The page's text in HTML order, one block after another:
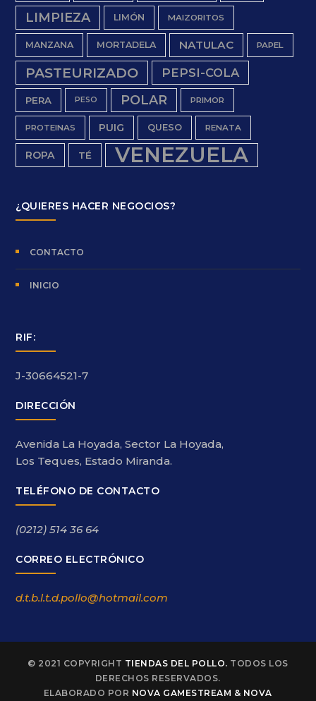
LIMPIEZA LIMÓN MAIZORITOS
MANZANA MORTADELA NATULAC PAPEL
PASTEURIZADO PEPSI-COLA
PERA PESO POLAR PRIMOR
PROTEINAS PUIG QUESO RENATA
ROPA TÉ VENEZUELA
¿QUIERES HACER NEGOCIOS?
CONTACTO
INICIO
RIF:
J-30664521-7
DIRECCIÓN
Avenida La Hoyada, Sector La Hoyada,
Los Teques, Estado Miranda.
TELÉFONO DE CONTACTO
(0212) 514 36 64
CORREO ELECTRÓNICO
d.t.b.l.t.d.pollo@hotmail.com
© 2021 COPYRIGHT TIENDAS DEL POLLO. TODOS LOS
DERECHOS RESERVADOS.
ELABORADO POR NOVA GAMESTREAM & NOVA